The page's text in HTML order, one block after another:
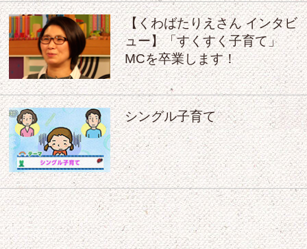
【くわばたりえさん インタビ
ュー】「すくすく子育て」
MCを卒業します！
シングル子育て